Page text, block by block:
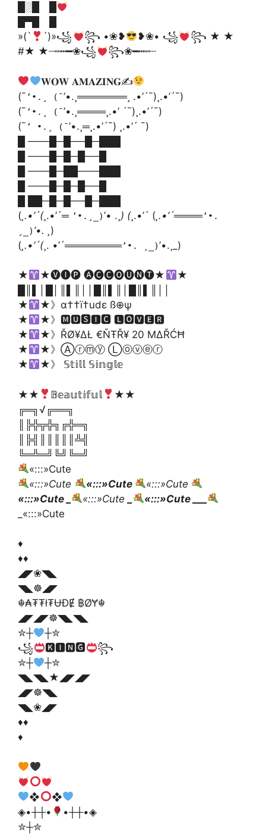
█░█ █
█▀█ █
»(`
´)»꧁ ꧂ •❀❥ ❥❀• ꧁
꧂ ★ ★
#★ ★┈┉┅━❀꧁
꧂❀━┅┉┈
𝐖𝐎𝐖 𝐀𝐌𝐀𝐙𝐈𝐍𝐆✍
(¯ ’•.¸ (¯’•.¸═══════¸ .•’´¯)¸.•’´¯)
(¯ ’•.¸ (¯’•.¸════¸.•’ ´¯)¸.•’´¯)
(¯ ’ •.¸ (¯’•.¸═¸.•’´¯) ¸.•’´ ¯)
█ ───█─█──█─███
█ ───█─█─█──█
█ ───█─██───███
█ ───█─█─█──█
█ ██─█─█──█─███
( ¸.•’´(¸.•’´═ ’•.¸_)’• .¸ ) (¸.•’´ ( ¸.•’´════’•.
¸_) ’•. ¸ )
( ¸.•’´(¸. •’´════════’•. ¸_)’•.¸_)
★ ★🅥🅘🅟 🅐🅒🅒🅞🅤🅝🅣★
★
★
★》α††ï†udε ß⊕ψ
★
★》🅼🆄🆂🅸🅲 🅻🅾🆅🅴🆁
★
★》ŘØ¥ΔŁ €ŇŦŘ¥ 20 ΜΔŘĆĦ
★
★》Ⓐⓡⓜⓨ Ⓛⓞⓥⓔⓡ
★
★》 𝕊𝕥𝕚𝕝𝕝 𝕊𝕚𝕟𝕘𝕝𝕖
★★ 𝔹𝕖𝕒𝕦𝕥𝕚𝕗𝕦𝕝
★★
╔═╗√╔══╗
║╠╬╦╬╗╔╬═╗
║╠╣║║║║║╩╣
╚═╩═╝╚╝╚═╝
«:::»Cute
«:::»Cute
«:::»Cute
«:::»Cute
«:::»Cute _
«:::»Cute «:::»Cute
_«:::»Cute
♦️
♦️♦️
◢◤❀◥◣
◥◣☸◢◤
☬₳₮₮ł₮ɄĐɆ ฿ØɎ☬
◢◤◢◤☸◥◣◥◣
✮┼
┼✮
꧁
🅺🅸🅽🅶
꧂
✮┼
┼✮
◥◣◥◣★◢◤◢◤
◢◤☸◥◣
◥◣❀◢◤
♦️♦️
♦️
❖
❖
◈•┼┼•
•┼┼•◈
✮┼✮